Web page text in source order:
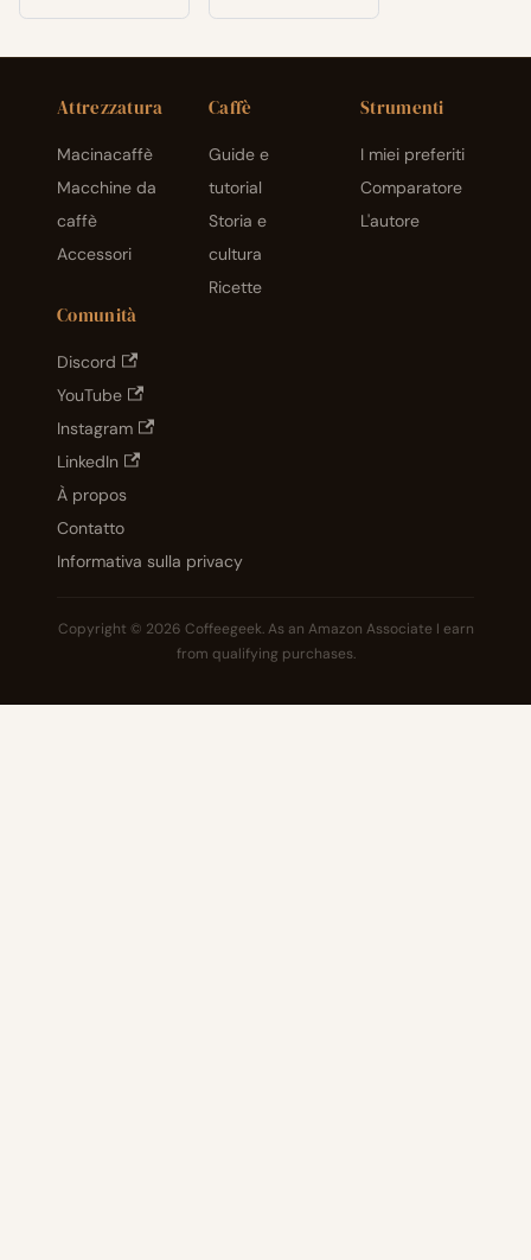
Attrezzatura
Macinacaffè
Macchine da
caffè
Accessori
Caffè
Guide e
tutorial
Storia e
cultura
Ricette
Strumenti
I miei preferiti
Comparatore
L'autore
Comunità
Discord
YouTube
Instagram
LinkedIn
À propos
Contatto
Informativa sulla privacy
Copyright © 2026 Coffeegeek. As an Amazon Associate I earn
from qualifying purchases.